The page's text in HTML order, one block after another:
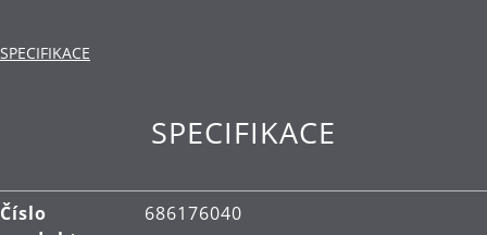
Čištění: lze mýt v myčce.
SPECIFIKACE
SPECIFIKACE
Číslo
686176040